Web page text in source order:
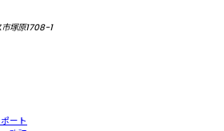
塚原1708-1
ート